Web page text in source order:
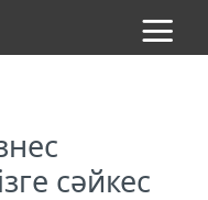
сәйкес